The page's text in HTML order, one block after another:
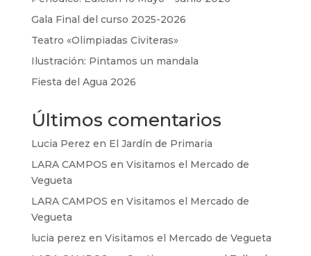
Gala Final del curso 2025-2026
Teatro «Olimpiadas Civiteras»
Ilustración: Pintamos un mandala
Fiesta del Agua 2026
Últimos comentarios
Lucia Perez en El Jardín de Primaria
LARA CAMPOS en Visitamos el Mercado de
Vegueta
LARA CAMPOS en Visitamos el Mercado de
Vegueta
lucia perez en Visitamos el Mercado de Vegueta